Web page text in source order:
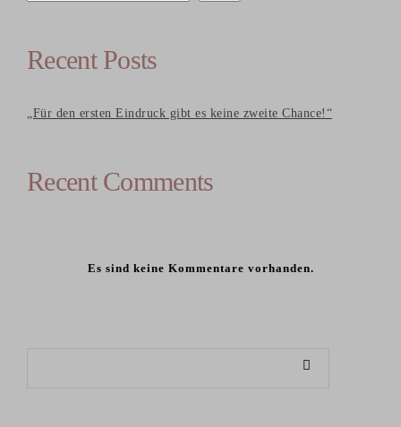
Recent Posts
„Für den ersten Eindruck gibt es keine zweite Chance!“
Recent Comments
Es sind keine Kommentare vorhanden.